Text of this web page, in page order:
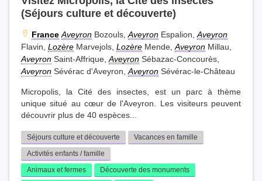
(Séjours culture et découverte)
France Aveyron Bozouls, Aveyron Espalion, Aveyron
Flavin, Lozère Marvejols, Lozère Mende, Aveyron Millau,
Aveyron Saint-Affrique, Aveyron Sébazac-Concourès,
Aveyron Sévérac d'Aveyron, Aveyron Sévérac-le-Château
Micropolis, la Cité des insectes, est un parc à thème
unique situé au cœur de l'Aveyron. Les visiteurs peuvent
découvrir plus de 40 espèces...
Séjours culture et découverte
Vacances en famille
Activités enfants / famille
Animaux et fermes
Découverte des monuments